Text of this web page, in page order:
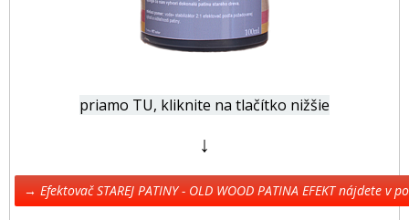
priamo TU, kliknite na tlačítko nižšie
↓
→ Efektovač STAREJ PATINY - OLD WOOD PATINA EFEKT nájdete